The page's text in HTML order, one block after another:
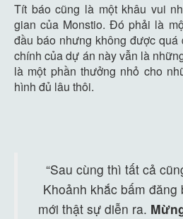
Tít báo cũng là một khâu vui
gian của Monstio. Đó phải là
đầu báo nhưng không được quá
chính của dự án này vẫn là
là một phần thưởng nhỏ cho
hình đủ lâu thôi.
“Sau cùng thì tất cả
Khoảnh khắc bấm
mới thật sự diễn ra.